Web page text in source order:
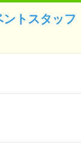
トスタッフ